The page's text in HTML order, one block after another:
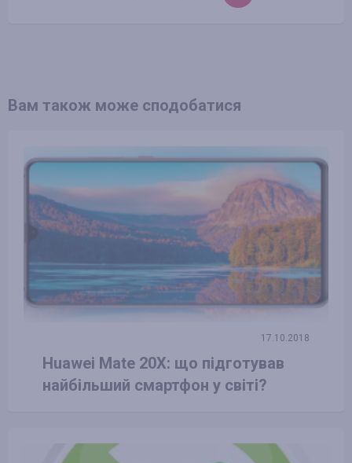
Вам також може сподобатися
17.10.2018
Huawei Mate 20X: що підготував
найбільший смартфон у світі?